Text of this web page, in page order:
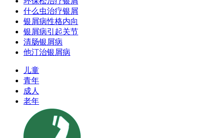
什么虫治疗银屑
银屑病性格内向
银屑病引起关节
清肠银屑病
他汀治银屑病
儿童
青年
成人
老年